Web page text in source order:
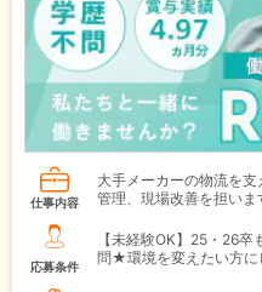
仕事内容
大手メーカーの物流を
管理、現場改善を担いま
応募条件
【未経験OK】25・26
問★環境を変えたい方に